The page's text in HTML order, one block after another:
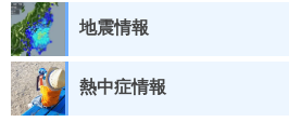
地震情報
熱中症情報